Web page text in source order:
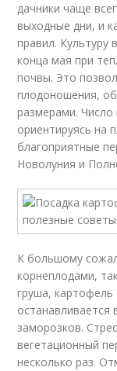
дачники чаще
выходные дни, и
правил. Культуру
конца мая при
почвы. Это
плодоношения,
размерами.
ориентируясь на
благоприятные
Новолуния и
К большому
корнеплодами,
груша,
останавливается
заморозков.
вегетационный
несколько раз.